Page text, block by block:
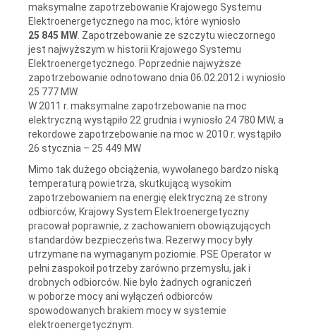
maksymalne zapotrzebowanie Krajowego Systemu
Elektroenergetycznego na moc, które wyniosło
25 845 MW . Zapotrzebowanie ze szczytu wieczornego
jest najwyższym w historii Krajowego Systemu
Elektroenergetycznego. Poprzednie najwyższe
zapotrzebowanie odnotowano dnia 06.02.2012 i wyniosło
25 777 MW.
W 2011 r. maksymalne zapotrzebowanie na moc
elektryczną wystąpiło 22 grudnia i wyniosło 24 780 MW, a
rekordowe zapotrzebowanie na moc w 2010 r. wystąpiło
26 stycznia – 25 449 MW
Mimo tak dużego obciążenia, wywołanego bardzo niską
temperaturą powietrza, skutkującą wysokim
zapotrzebowaniem na energię elektryczną ze strony
odbiorców, Krajowy System Elektroenergetyczny
pracował poprawnie, z zachowaniem obowiązujących
standardów bezpieczeństwa. Rezerwy mocy były
utrzymane na wymaganym poziomie. PSE Operator w
pełni zaspokoił potrzeby zarówno przemysłu, jak i
drobnych odbiorców. Nie było żadnych ograniczeń
w poborze mocy ani wyłączeń odbiorców
spowodowanych brakiem mocy w systemie
elektroenergetycznym.